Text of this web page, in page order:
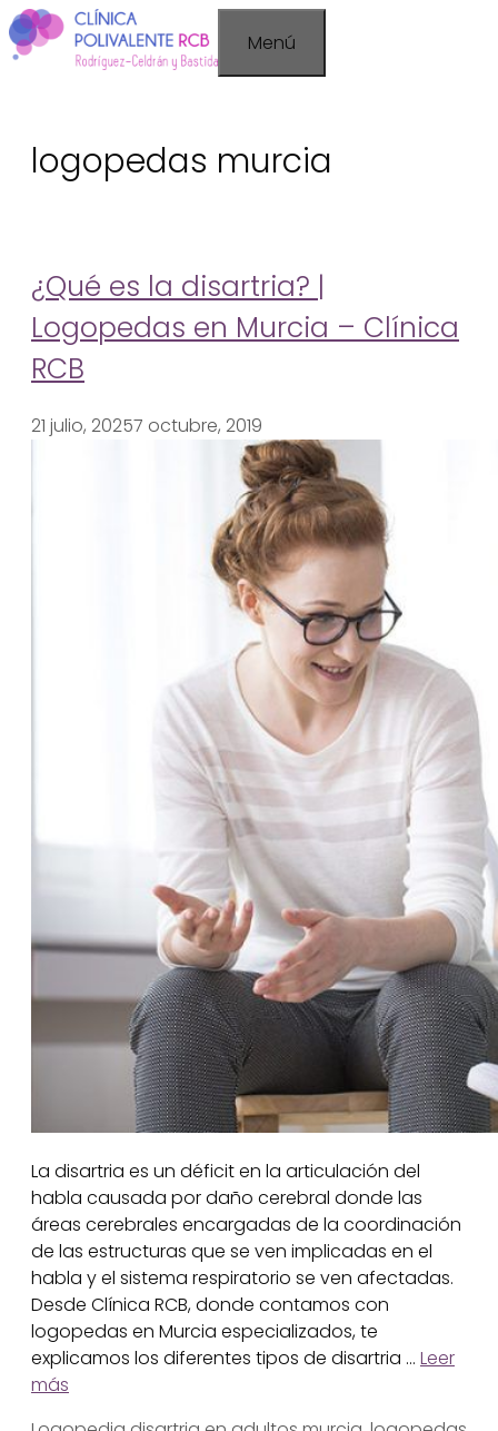
Saltar
al
contenido
Menú
logopedas murcia
¿Qué es la disartria? |
Logopedas en Murcia – Clínica
RCB
21 julio, 20257 octubre, 2019
La disartria es un déficit en la articulación del
habla causada por daño cerebral donde las
áreas cerebrales encargadas de la coordinación
de las estructuras que se ven implicadas en el
habla y el sistema respiratorio se ven afectadas.
Desde Clínica RCB, donde contamos con
logopedas en Murcia especializados, te
explicamos los diferentes tipos de disartria … Leer
más